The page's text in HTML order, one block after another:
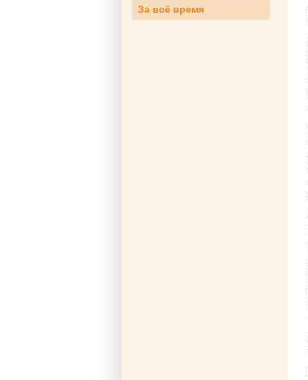
За всё время